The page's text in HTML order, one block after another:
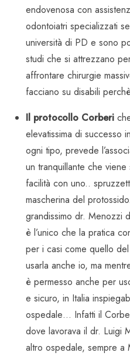
endovenosa con
odontoiatri specializzati
università di PD e sono
studi che si attrezzano
affrontare chirurgie
facciano su disabili
Il protocollo Corberi
elevatissima di successo
ogni tipo, prevede
un tranquillante che
facilità con uno..
mascherina del
grandissimo dr. Menozzi
è l’unico che la pratica
per i casi come quello
usarla anche io, ma
è permesso anche per
e sicuro, in Italia
ospedale… Infatti il
dove lavorava il dr. Luigi
altro ospedale, sempre a